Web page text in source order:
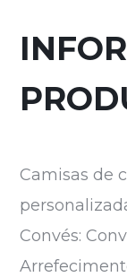
Camisas de
Convés: